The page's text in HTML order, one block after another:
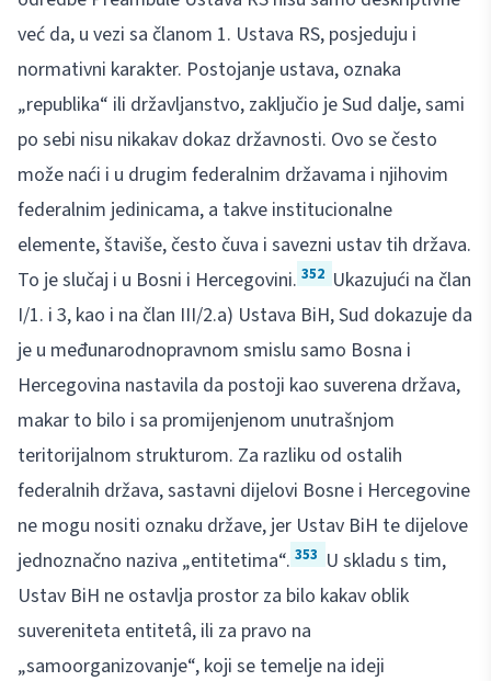
već da, u vezi sa članom 1. Ustava RS, posjeduju i
normativni karakter. Postojanje ustava, oznaka
„republika“ ili državljanstvo, zaključio je Sud dalje, sami
po sebi nisu nikakav dokaz državnosti. Ovo se često
može naći i u drugim federalnim državama i njihovim
federalnim jedinicama, a takve institucionalne
elemente, štaviše, često čuva i savezni ustav tih država.
To je slučaj i u Bosni i Hercegovini. 352 Ukazujući na član
I/1. i 3, kao i na član III/2.a) Ustava BiH, Sud dokazuje da
je u međunarodnopravnom smislu samo Bosna i
Hercegovina nastavila da postoji kao suverena država,
makar to bilo i sa promijenjenom unutrašnjom
teritorijalnom strukturom. Za razliku od ostalih
federalnih država, sastavni dijelovi Bosne i Hercegovine
ne mogu nositi oznaku države, jer Ustav BiH te dijelove
jednoznačno naziva „entitetima“. 353 U skladu s tim,
Ustav BiH ne ostavlja prostor za bilo kakav oblik
suvereniteta entitetâ, ili za pravo na
„samoorganizovanje“, koji se temelje na ideji